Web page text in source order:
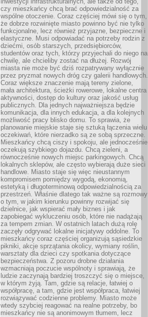
czy mieszkańcy chcą brać odpowiedzialność za
wspólne otoczenie. Coraz częściej mówi się o tym,
że dobrze rozwinięte miasto powinno być nie tylko
funkcjonalne, lecz również przyjazne, bezpieczne i
elastyczne. Musi odpowiadać na potrzeby rodzin z
dziećmi, osób starszych, przedsiębiorców,
studentów oraz tych, którzy przyjechali do niego na
chwilę, ale chcieliby zostać na dłużej. Rozwój
miasta nie może być dziś rozpatrywany wyłącznie
przez pryzmat nowych dróg czy galerii handlowych.
Coraz większe znaczenie mają tereny zielone,
mała architektura, ścieżki rowerowe, lokalne centra
aktywności, dostęp do kultury oraz jakość usług
publicznych. Dla jednych najważniejsza będzie
komunikacja, dla innych edukacja, a dla kolejnych
możliwość pracy blisko domu. To sprawia, że
planowanie miejskie staje się sztuką łączenia wielu
oczekiwań, które nierzadko są ze sobą sprzeczne.
Mieszkańcy chcą ciszy i spokoju, ale jednocześnie
oczekują szybkiego dojazdu. Chcą zieleni, a
równocześnie nowych miejsc parkingowych. Chcą
lokalnych sklepów, ale często wybierają duże sieci
handlowe. Miasto staje się więc nieustannym
kompromisem pomiędzy wygodą, ekonomią,
estetyką i długoterminową odpowiedzialnością za
przestrzeń. Właśnie dlatego tak ważne są rozmowy
o tym, w jakim kierunku powinny rozwijać się
dzielnice, jak wspierać mały biznes i jak
zapobiegać wykluczeniu osób, które nie nadążają
za tempem zmian. W ostatnich latach dużą rolę
zaczęły odgrywać lokalne inicjatywy oddolne. To
mieszkańcy coraz częściej organizują sąsiedzkie
pikniki, akcje sprzątania okolicy, wymiany roślin,
warsztaty dla dzieci czy spotkania dotyczące
bezpieczeństwa. Z pozoru drobne działania
wzmacniają poczucie wspólnoty i sprawiają, że
ludzie zaczynają bardziej troszczyć się o miejsce,
w którym żyją. Tam, gdzie są relacje, łatwiej o
współpracę, a tam, gdzie jest współpraca, łatwiej
rozwiązywać codzienne problemy. Miasto może
wtedy szybciej reagować na realne potrzeby, bo
mieszkańcy nie są anonimowym tłumem, lecz